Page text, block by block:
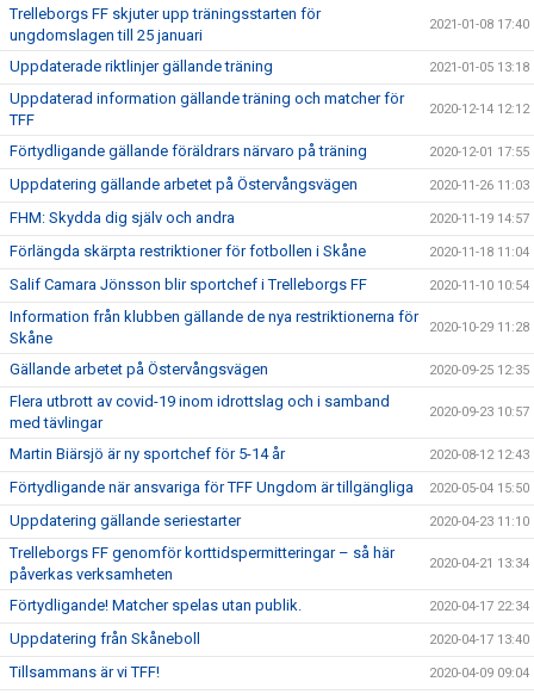
Trelleborgs FF skjuter upp träningsstarten för
ungdomslagen till 25 januari
2021-01-08 17:40
Uppdaterade riktlinjer gällande träning 2021-01-05 13:18
Uppdaterad information gällande träning och matcher för
TFF
2020-12-14 12:12
Förtydligande gällande föräldrars närvaro på träning 2020-12-01 17:55
Uppdatering gällande arbetet på Östervångsvägen 2020-11-26 11:03
FHM: Skydda dig själv och andra 2020-11-19 14:57
Förlängda skärpta restriktioner för fotbollen i Skåne 2020-11-18 11:04
Salif Camara Jönsson blir sportchef i Trelleborgs FF 2020-11-10 10:54
Information från klubben gällande de nya restriktionerna för
Skåne
2020-10-29 11:28
Gällande arbetet på Östervångsvägen 2020-09-25 12:35
Flera utbrott av covid-19 inom idrottslag och i samband
med tävlingar
2020-09-23 10:57
Martin Biärsjö är ny sportchef för 5-14 år 2020-08-12 12:43
Förtydligande när ansvariga för TFF Ungdom är tillgängliga 2020-05-04 15:50
Uppdatering gällande seriestarter 2020-04-23 11:10
Trelleborgs FF genomför korttidspermitteringar – så här
påverkas verksamheten
2020-04-21 13:34
Förtydligande! Matcher spelas utan publik. 2020-04-17 22:34
Uppdatering från Skåneboll 2020-04-17 13:40
Tillsammans är vi TFF! 2020-04-09 09:04